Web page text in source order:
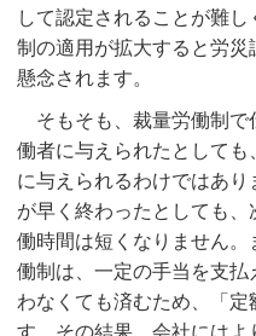
して認定されることが難
制の適用が拡大すると労
懸念されます。
そもそも、裁量労働制
働者に与えられたとして
に与えられるわけではあ
が早く終わったとしても
働時間は短くなりません
働制は、一定の手当を支
わなくても済むため、「